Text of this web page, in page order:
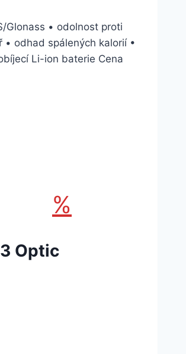
Glonass • odolnost proti
odhad spálených kalorií •
Li-ion baterie Cena
%
Optic